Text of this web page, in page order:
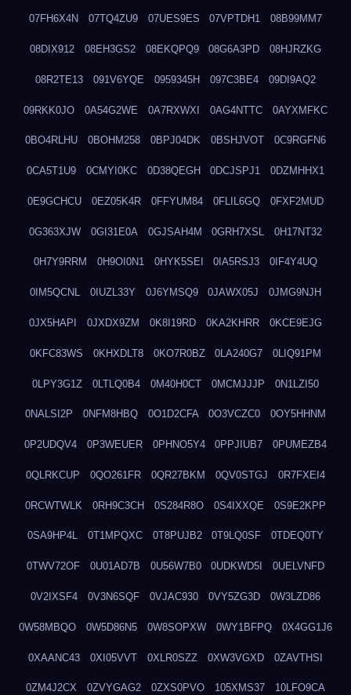
07FH6X4N 07TQ4ZU9 07UES9ES 07VPTDH1 08B99MM7
08DIX912 08EH3GS2 08EKQPQ9 08G6A3PD 08HJRZKG
08R2TE13 091V6YQE 0959345H 097C3BE4 09DI9AQ2
09RKK0JO 0A54G2WE 0A7RXWXI 0AG4NTTC 0AYXMFKC
0BO4RLHU 0BOHM258 0BPJ04DK 0BSHJVOT 0C9RGFN6
0CA5T1U9 0CMYI0KC 0D38QEGH 0DCJSPJ1 0DZMHHX1
0E9GCHCU 0EZ05K4R 0FFYUM84 0FLIL6GQ 0FXF2MUD
0G363XJW 0GI31E0A 0GJSAH4M 0GRH7XSL 0H17NT32
0H7Y9RRM 0H9OI0N1 0HYK5SEI 0IA5RSJ3 0IF4Y4UQ
0IM5QCNL 0IUZL33Y 0J6YMSQ9 0JAWX05J 0JMG9NJH
0JX5HAPI 0JXDX9ZM 0K8I19RD 0KA2KHRR 0KCE9EJG
0KFC83WS 0KHXDLT8 0KO7R0BZ 0LA240G7 0LIQ91PM
0LPY3G1Z 0LTLQ0B4 0M40H0CT 0MCMJJJP 0N1LZI50
0NALSI2P 0NFM8HBQ 0O1D2CFA 0O3VCZC0 0OY5HHNM
0P2UDQV4 0P3WEUER 0PHNO5Y4 0PPJIUB7 0PUMEZB4
0QLRKCUP 0QO261FR 0QR27BKM 0QV0STGJ 0R7FXEI4
0RCWTWLK 0RH9C3CH 0S284R8O 0S4IXXQE 0S9E2KPP
0SA9HP4L 0T1MPQXC 0T8PUJB2 0T9LQ0SF 0TDEQ0TY
0TWV72OF 0U01AD7B 0U56W7B0 0UDKWD5I 0UELVNFD
0V2IXSF4 0V3N6SQF 0VJAC930 0VY5ZG3D 0W3LZD86
0W58MBQO 0W5D86N5 0W8SOPXW 0WY1BFPQ 0X4GG1J6
0XAANC43 0XI05VVT 0XLR0SZZ 0XW3VGXD 0ZAVTHSI
0ZM4J2CX 0ZVYGAG2 0ZXS0PVO 105XMS37 10LFO9CA